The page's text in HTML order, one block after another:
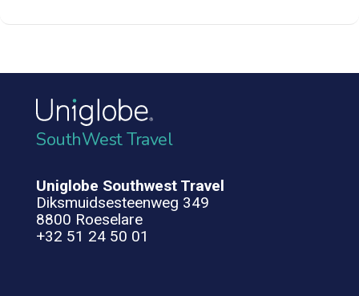
SouthWest Travel
Uniglobe Southwest Travel
Diksmuidsesteenweg 349
8800 Roeselare
+32 51 24 50 01